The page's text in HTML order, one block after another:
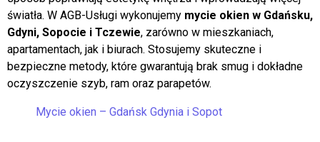
Czyste okna i przeszklone powierzchnie w znaczący
sposób poprawiają estetykę wnętrza i wprowadzają więcej
światła. W AGB-Usługi wykonujemymycie okien w Gdańsku,
Gdyni, Sopocie i Tczewie, zarówno w mieszkaniach,
apartamentach, jak i biurach. Stosujemy skuteczne i
bezpieczne metody, które gwarantują brak smug i dokładne
oczyszczenie szyb, ram oraz parapetów.